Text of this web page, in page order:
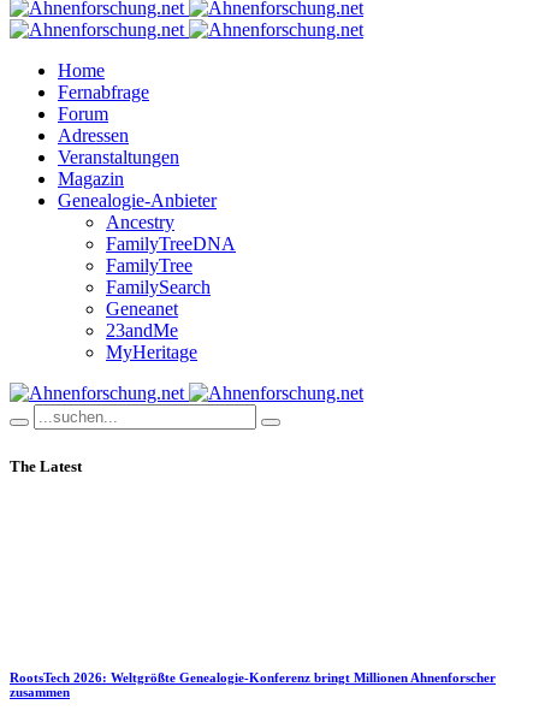
Home
Fernabfrage
Forum
Adressen
Veranstaltungen
Magazin
Genealogie-Anbieter
Ancestry
FamilyTreeDNA
FamilyTree
FamilySearch
Geneanet
23andMe
MyHeritage
The Latest
RootsTech 2026: Weltgrößte Genealogie-Konferenz bringt Millionen Ahnenforscher
zusammen